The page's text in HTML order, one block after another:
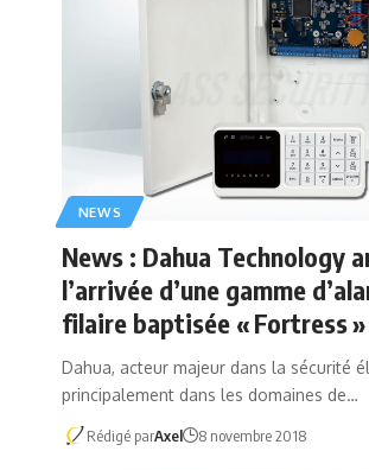
NEWS
News : Dahua Technology
l’arrivée d’une gamme
filaire baptisée « Fortress »
Dahua, acteur majeur dans la sécurité
principalement dans les domaines de…
Rédigé parAxel 8 novembre 2018